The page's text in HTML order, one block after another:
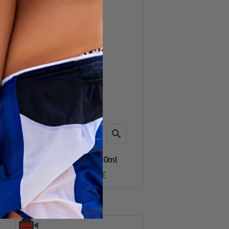
AÑADIR AL CARRITO 
After Midnight 10ml
7,90 € 3,95 €